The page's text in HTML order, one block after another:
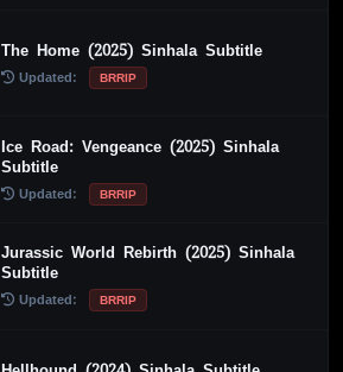
The Home (2025) Sinhala Subtitle
Updated: BRRIP
Ice Road: Vengeance (2025) Sinhala
Subtitle
Updated: BRRIP
Jurassic World Rebirth (2025) Sinhala
Subtitle
Updated: BRRIP